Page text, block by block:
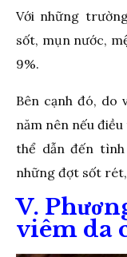
Với những
sốt, mụn nước,
9%.
Bên cạnh đó, do
năm nên nếu
thể dẫn đến
những đợt sốt
V.
viêm da